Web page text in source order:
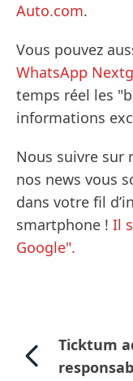
Auto.com.
Vous pouvez
WhatsApp
temps réel les
informations
Nous suivre sur
nos news vous
dans votre fil
smartphone ! Il
Google".
Ticktum